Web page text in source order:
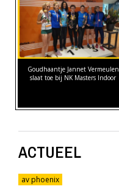
Goudhaantje Jannet Vermeulen
slaat toe bij NK Masters Indoor
ACTUEEL
av phoenix